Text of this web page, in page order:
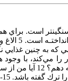
سازد و مرا بكشد. 10